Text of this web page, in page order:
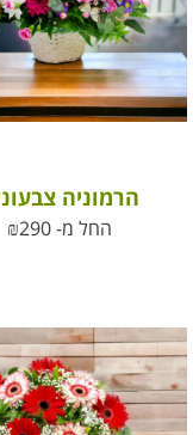
הרמוניה
החל מ- ₪290